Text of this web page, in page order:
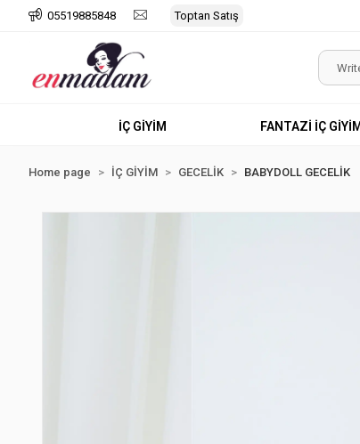
05519885848 Toptan Satış
İÇ GİYİM FANTAZİ İÇ GİYİM
Home page İÇ GİYİM GECELİK BABYDOLL GECELİK